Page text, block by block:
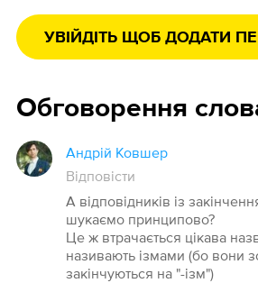
УВІЙДІТЬ ЩОБ ДОДАТИ
Обговорення
Андрій Ковшер
Відповісти
А відповідників із
шукаємо принципово?
Це ж втрачається цікава
називають ізмами (бо вони
закінчуються на "-ізм")